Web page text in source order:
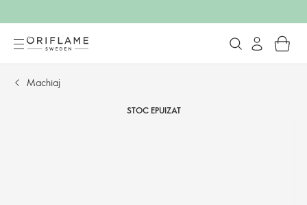
Machiaj
STOC EPUIZAT